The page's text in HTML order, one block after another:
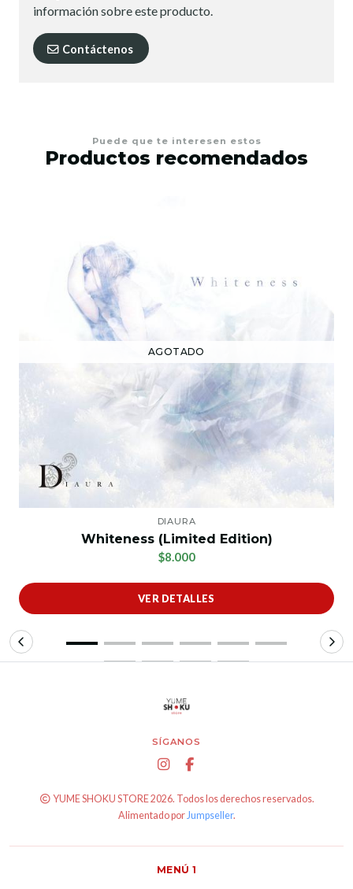
información sobre este producto.
Contáctenos
Puede que te interesen estos
Productos recomendados
AGOTADO
DIAURA
Whiteness (Limited Edition)
$8.000
VER DETALLES
SÍGANOS
YUME SHOKU STORE 2026. Todos los derechos reservados.
Alimentado porJumpseller.
MENÚ 1